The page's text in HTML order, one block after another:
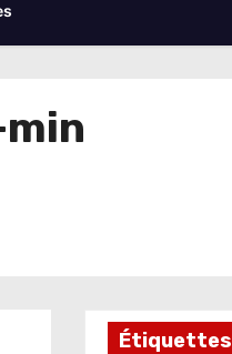
Étiquettes